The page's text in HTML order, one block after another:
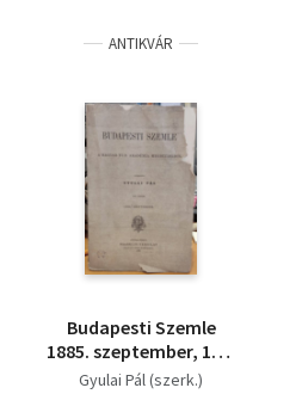
ANTIKVÁR
Budapesti Szemle
1885. szeptember, 105.
szám (A Magyar Tud.
Gyulai Pál (szerk.)